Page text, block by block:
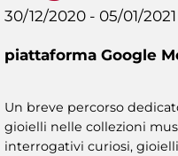
30/12/2020 - 05/01/2021
piattaforma Google
Un breve percorso
gioielli nelle collezioni
interrogativi curiosi,